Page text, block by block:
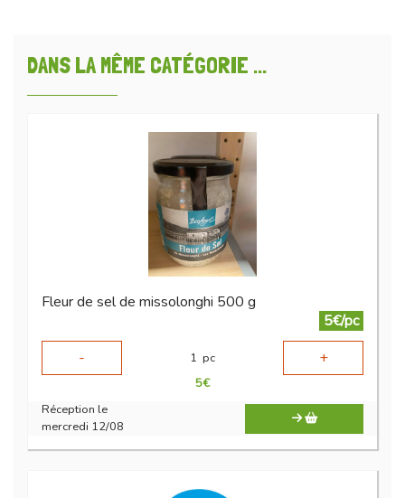
DANS LA MÊME CATÉGORIE ...
Fleur de sel de missolonghi 500 g
5€/pc
-
1 pc +
5€
Réception le
mercredi 12/08